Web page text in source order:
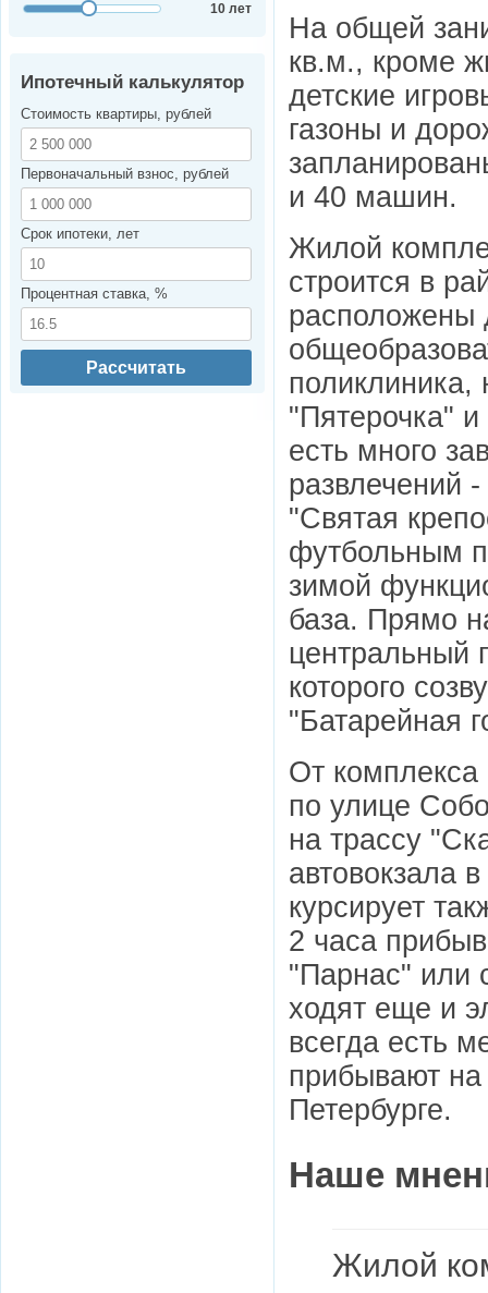
На общей
кв.м., кроме
детские
газоны и
и 40 машин.
Жилой
строится в
расположены
поликлиника,
"Пятерочка" и
есть много
развлечений
"Святая
футбольным
зимой
база. Прямо
центральный
которого
"Батарейная
От
по улице
на трассу
автовокзала
курсирует
2 часа
"Парнас" или
ходят еще и
всегда есть
прибывают
Петербурге.
Наше
Жилой
10 лет
Ипотечный калькулятор
Стоимость квартиры, рублей
Первоначальный взнос, рублей
Срок ипотеки, лет
Процентная ставка, %
Рассчитать